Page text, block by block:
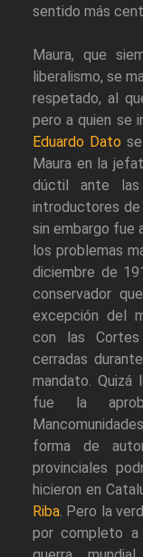
sentido más
Maura, que
liberalismo, se
respetado, al
pero a quien se
Eduardo Dato
Maura en la
dúctil ante
introductores de
sin embargo fue
los problemas
diciembre de
conservador
excepción del
con las
cerradas
mandato.
fue la
forma de
provinciales
hicieron en
Riba. Pero la
por completo